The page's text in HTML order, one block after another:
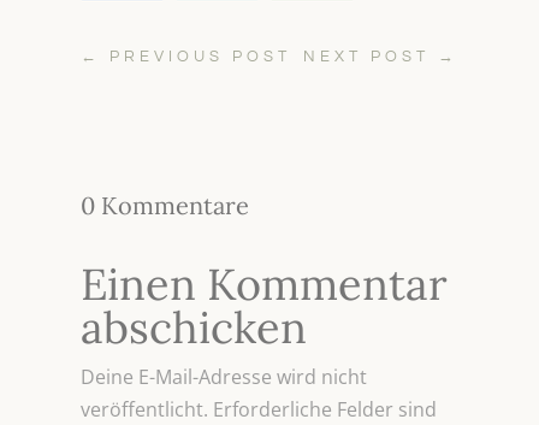
← PREVIOUS POST NEXT POST →
0 Kommentare
Einen Kommentar
abschicken
Deine E-Mail-Adresse wird nicht
veröffentlicht. Erforderliche Felder sind